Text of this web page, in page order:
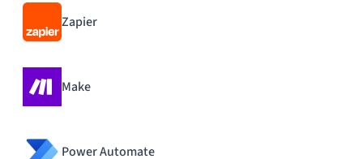
Zapier
Make
Power Automate